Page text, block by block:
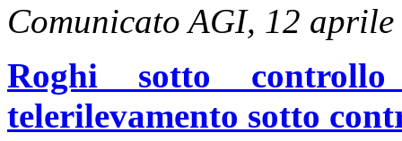
Comunicato AGI, 12 aprile
Roghi sotto
telerilevamento sotto